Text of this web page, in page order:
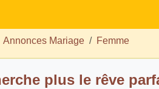
Annonces Mariage Femme
plus le rêve